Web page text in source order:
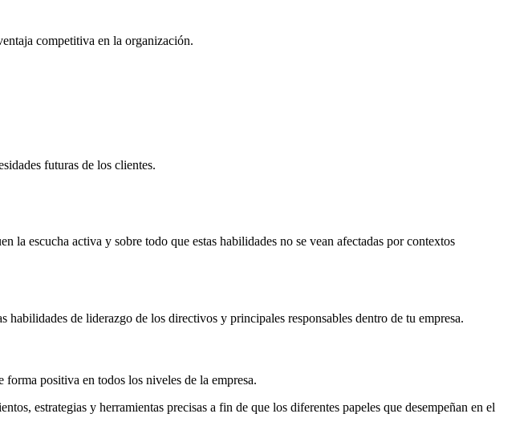
competitiva en la organización.
futuras de los clientes.
la escucha activa y sobre todo que estas habilidades no se vean afectadas por contextos
de liderazgo de los directivos y principales responsables dentro de tu empresa.
positiva en todos los niveles de la empresa.
estrategias y herramientas precisas a fin de que los diferentes papeles que desempeñan en el